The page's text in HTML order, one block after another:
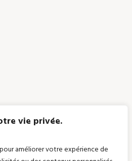
vie privée.
améliorer votre expérience de